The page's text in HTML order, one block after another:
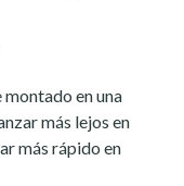
en una
más lejos en
más rápido en